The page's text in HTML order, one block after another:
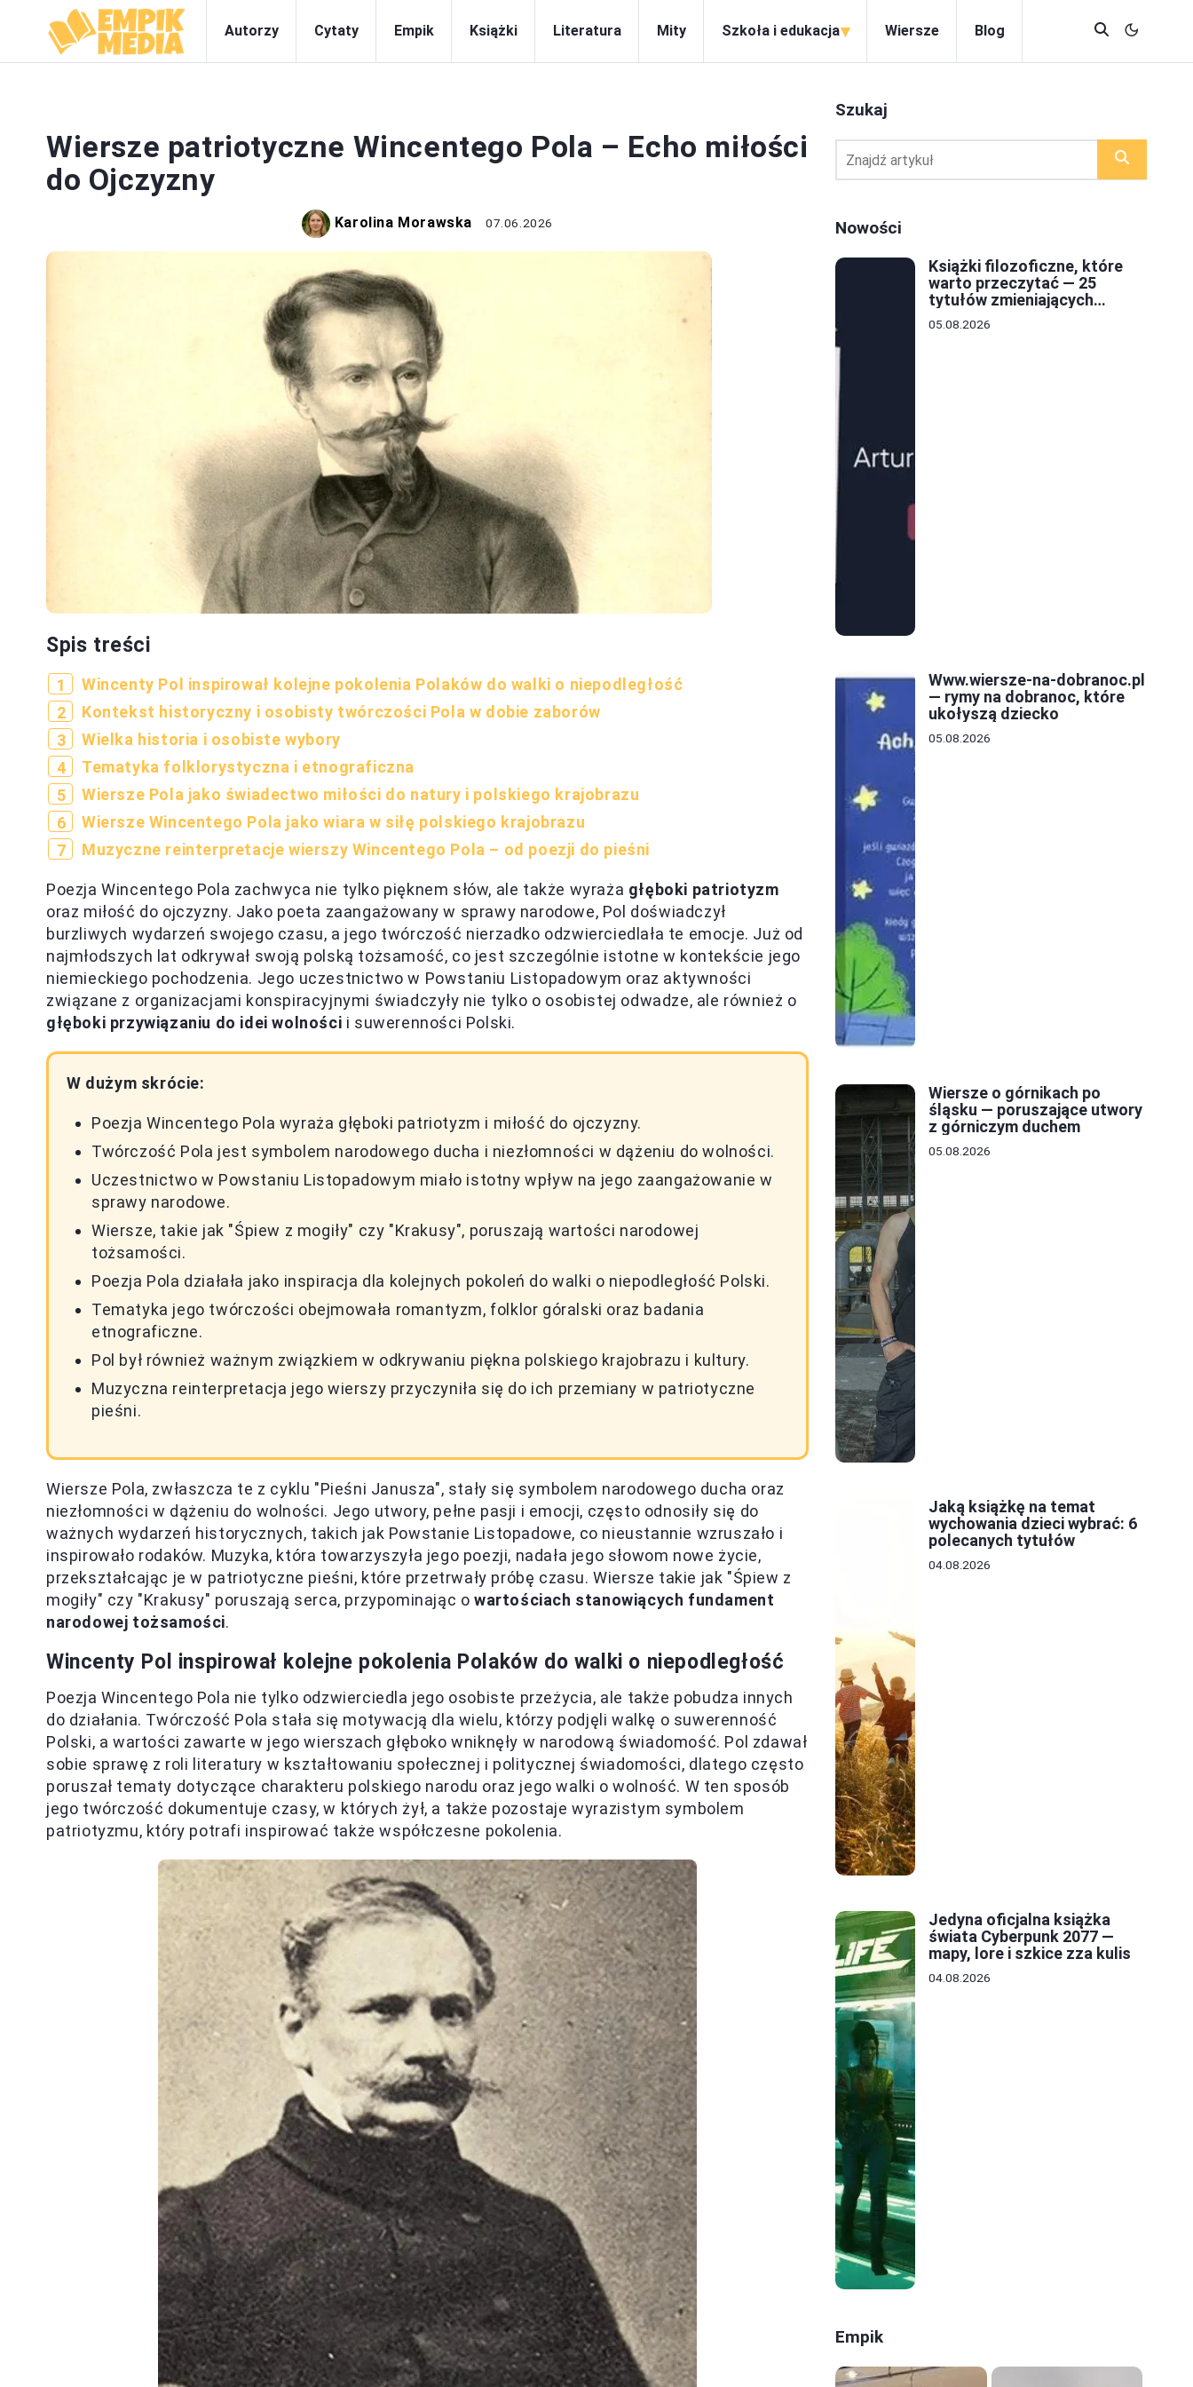
Autorzy Cytaty Empik Książki Literatura Mity Szkoła i edukacja▾ Wiersze Blog
Wiersze patriotyczne Wincentego Pola – Echo miłości
do Ojczyzny
Karolina Morawska 07.06.2026
Spis treści
Wincenty Pol inspirował kolejne pokolenia Polaków do walki o niepodległość
Kontekst historyczny i osobisty twórczości Pola w dobie zaborów
Wielka historia i osobiste wybory
Tematyka folklorystyczna i etnograficzna
Wiersze Pola jako świadectwo miłości do natury i polskiego krajobrazu
Wiersze Wincentego Pola jako wiara w siłę polskiego krajobrazu
Muzyczne reinterpretacje wierszy Wincentego Pola – od poezji do pieśni
Poezja Wincentego Pola zachwyca nie tylko pięknem słów, ale także wyraża głęboki patriotyzm
oraz miłość do ojczyzny. Jako poeta zaangażowany w sprawy narodowe, Pol doświadczył
burzliwych wydarzeń swojego czasu, a jego twórczość nierzadko odzwierciedlała te emocje. Już od
najmłodszych lat odkrywał swoją polską tożsamość, co jest szczególnie istotne w kontekście jego
niemieckiego pochodzenia. Jego uczestnictwo w Powstaniu Listopadowym oraz aktywności
związane z organizacjami konspiracyjnymi świadczyły nie tylko o osobistej odwadze, ale również o
głęboki przywiązaniu do idei wolności i suwerenności Polski.
W dużym skrócie:
Poezja Wincentego Pola wyraża głęboki patriotyzm i miłość do ojczyzny.
Twórczość Pola jest symbolem narodowego ducha i niezłomności w dążeniu do wolności.
Uczestnictwo w Powstaniu Listopadowym miało istotny wpływ na jego zaangażowanie w
sprawy narodowe.
Wiersze, takie jak "Śpiew z mogiły" czy "Krakusy", poruszają wartości narodowej
tożsamości.
Poezja Pola działała jako inspiracja dla kolejnych pokoleń do walki o niepodległość Polski.
Tematyka jego twórczości obejmowała romantyzm, folklor góralski oraz badania
etnograficzne.
Pol był również ważnym związkiem w odkrywaniu piękna polskiego krajobrazu i kultury.
Muzyczna reinterpretacja jego wierszy przyczyniła się do ich przemiany w patriotyczne
pieśni.
Wiersze Pola, zwłaszcza te z cyklu "Pieśni Janusza", stały się symbolem narodowego ducha oraz
niezłomności w dążeniu do wolności. Jego utwory, pełne pasji i emocji, często odnosiły się do
ważnych wydarzeń historycznych, takich jak Powstanie Listopadowe, co nieustannie wzruszało i
inspirowało rodaków. Muzyka, która towarzyszyła jego poezji, nadała jego słowom nowe życie,
przekształcając je w patriotyczne pieśni, które przetrwały próbę czasu. Wiersze takie jak "Śpiew z
mogiły" czy "Krakusy" poruszają serca, przypominając owartościach stanowiących fundament
narodowej tożsamości.
Wincenty Pol inspirował kolejne pokolenia Polaków do walki o niepodległość
Poezja Wincentego Pola nie tylko odzwierciedla jego osobiste przeżycia, ale także pobudza innych
do działania. Twórczość Pola stała się motywacją dla wielu, którzy podjęli walkę o suwerenność
Polski, a wartości zawarte w jego wierszach głęboko wniknęły w narodową świadomość. Pol zdawał
sobie sprawę z roli literatury w kształtowaniu społecznej i politycznej świadomości, dlatego często
poruszał tematy dotyczące charakteru polskiego narodu oraz jego walki o wolność. W ten sposób
jego twórczość dokumentuje czasy, w których żył, a także pozostaje wyrazistym symbolem
patriotyzmu, który potrafi inspirować także współczesne pokolenia.
Szukaj
Nowości
Książki filozoficzne, które
warto przeczytać — 25
tytułów zmieniających
sposób myślenia
05.08.2026
Www.wiersze-na-dobranoc.pl
— rymy na dobranoc, które
ukołyszą dziecko
05.08.2026
Wiersze o górnikach po
śląsku — poruszające utwory
z górniczym duchem
05.08.2026
Jaką książkę na temat
wychowania dzieci wybrać: 6
polecanych tytułów
04.08.2026
Jedyna oficjalna książka
świata Cyberpunk 2077 —
mapy, lore i szkice zza kulis
04.08.2026
Empik